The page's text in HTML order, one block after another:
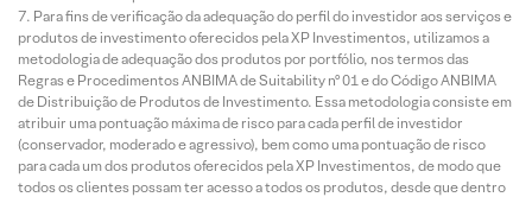
Para fins de verificação da adequação do perfil do investidor aos serviços e
produtos de investimento oferecidos pela XP Investimentos, utilizamos a
metodologia de adequação dos produtos por portfólio, nos termos das
Regras e Procedimentos ANBIMA de Suitability nº 01 e do Código ANBIMA
de Distribuição de Produtos de Investimento. Essa metodologia consiste em
atribuir uma pontuação máxima de risco para cada perfil de investidor
(conservador, moderado e agressivo), bem como uma pontuação de risco
para cada um dos produtos oferecidos pela XP Investimentos, de modo que
todos os clientes possam ter acesso a todos os produtos, desde que dentro